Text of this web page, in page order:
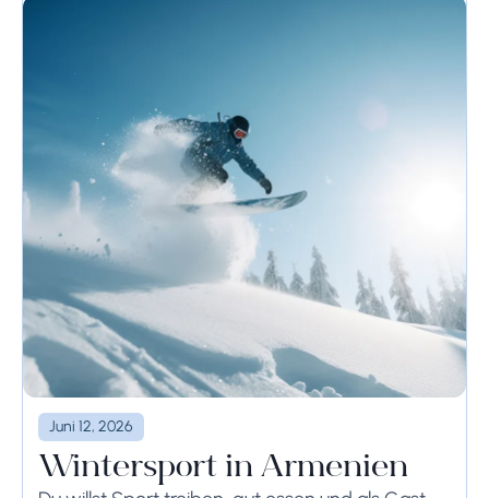
Juni 12, 2026
Wintersport in Armenien